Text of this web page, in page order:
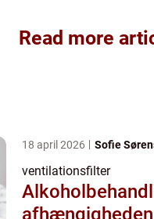
Read more
18 april 2026 Sofie
ventilationsfilter
Alkoholbehandling vejen
afhængigheden